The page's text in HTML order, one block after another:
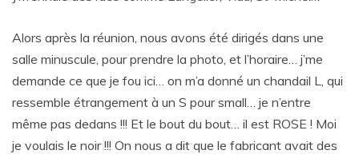
Alors après la réunion, nous avons été dirigés dans une
salle minuscule, pour prendre la photo, et l’horaire… j’me
demande ce que je fou ici… on m’a donné un chandail L, qui
ressemble étrangement à un S pour small… je n’entre
même pas dedans !!! Et le bout du bout… il est ROSE ! Moi
je voulais le noir !!! On nous a dit que le fabricant avait des